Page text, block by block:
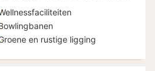
108,26
€
en rustige ligging